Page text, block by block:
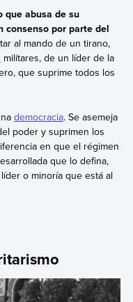
abusa de su
consenso por parte del
al mando de un tirano,
militares, de un líder de la
que suprime todos los
democracia. Se asemeja
poder y suprimen los
en que el régimen
que lo defina,
o minoría que está al